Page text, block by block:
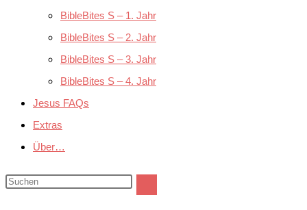
BibleBites S – 1. Jahr
BibleBites S – 2. Jahr
BibleBites S – 3. Jahr
BibleBites S – 4. Jahr
Jesus FAQs
Extras
Über…
Diese